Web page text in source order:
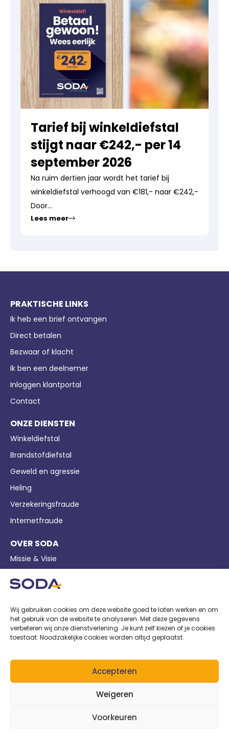
Wij gebruiken cookies om deze website goed te laten werken en om
het gebruik van de website te analyseren. Met deze gegevens
verbeteren wij onze dienstverlening. Je kunt zelf kiezen of je cookies
toestaat. Noodzakelijke cookies worden altijd geplaatst.
Accepteren
Weigeren
Voorkeuren
Tarief bij winkeldiefstal
stijgt naar €242,- per 14
september 2026
Na ruim dertien jaar wordt het tarief bij
winkeldiefstal verhoogd van €181,- naar €242,-
Door...
Lees meer
PRAKTISCHE LINKS
Ik heb een brief ontvangen
Direct betalen
Bezwaar of klacht
Ik ben een deelnemer
Inloggen klantportal
Contact
ONZE DIENSTEN
Winkeldiefstal
Brandstofdiefstal
Geweld en agressie
Heling
Verzekeringsfraude
Internetfraude
OVER SODA
Missie & Visie
Pers
Nieuws
Privacy
Cookiebeleid
AANGESLOTEN BIJ